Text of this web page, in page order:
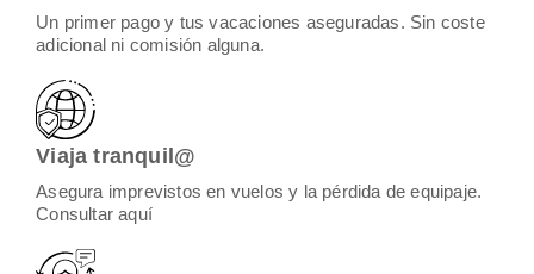
Un primer pago y tus vacaciones aseguradas. Sin coste
adicional ni comisión alguna.
Viaja tranquil@
Asegura imprevistos en vuelos y la pérdida de equipaje.
Consultar aquí